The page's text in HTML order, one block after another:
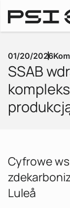
01/20/2026
SSAB
Cyfrowe
Luleå